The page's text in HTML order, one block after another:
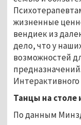
жизненные
вендиек из
дело, что у
возможностей
Интерактивного
Танцы на столе
По данным